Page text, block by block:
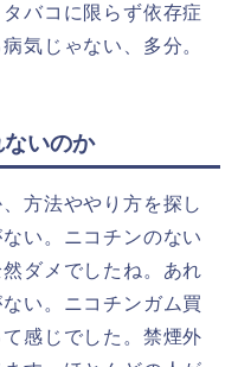
バコに限らず依存症
気じゃない、多分。
いのか
方法ややり方を探し
い。ニコチンのない
ダメでしたね。あれ
い。ニコチンガム買
感じでした。禁煙外